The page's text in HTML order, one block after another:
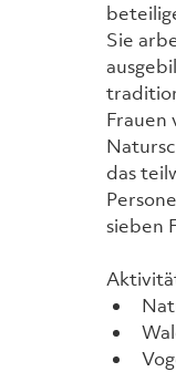
Sie
Frauen
das
sieben